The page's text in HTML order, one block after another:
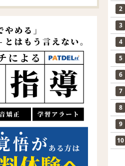
2
3
4
5
6
7
8
9
10